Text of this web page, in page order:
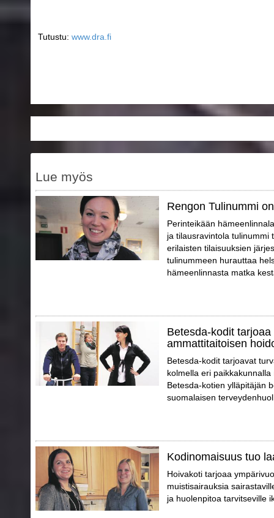
Tutustu: www.dra.fi
Lue myös
Rengon Tulinummi
Perinteikään
ja tilausravintola tulinummi
erilaisten tilaisuuksien
tulinummeen hurauttaa
hämeenlinnasta matka
Betesda-kodit
ammattitaitoisen
Betesda-kodit tarjoavat
kolmella eri
Betesda-kotien ylläpitäjän
suomalaisen
Kodinomaisuus tuo
Hoivakoti tarjoaa
muistisairauksia
ja huolenpitoa tarvitseville